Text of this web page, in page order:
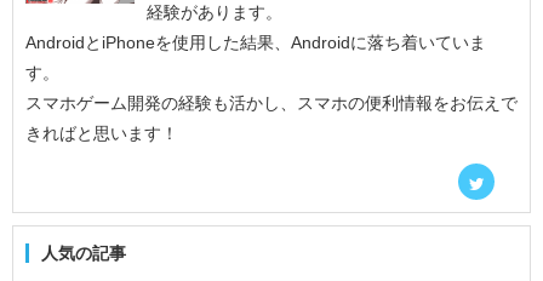
経験があります。
AndroidとiPhoneを使用した結果、Androidに落ち着いていま
す。
スマホゲーム開発の経験も活かし、スマホの便利情報をお伝えで
きればと思います！
人気の記事